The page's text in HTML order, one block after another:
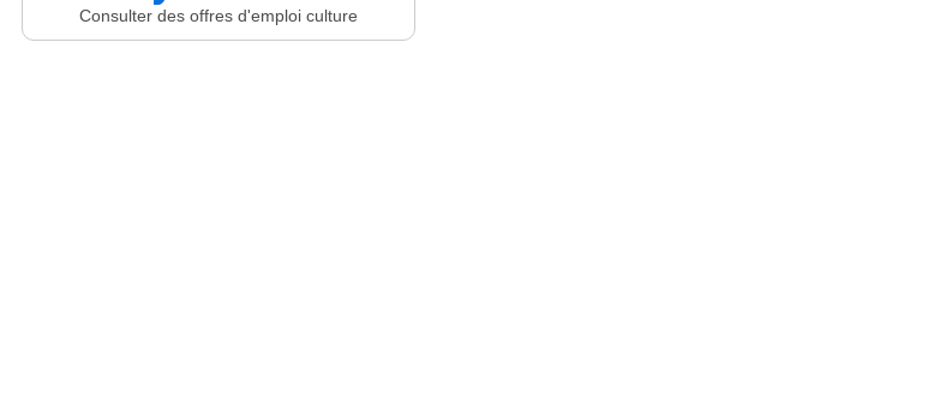
Consulter des offres d'emploi culture